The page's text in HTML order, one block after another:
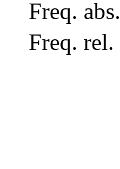
Freq. abs.
Freq. rel.